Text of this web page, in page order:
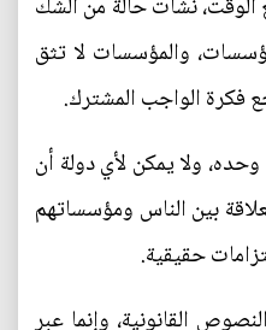
والمؤسسات لا تثق
فكرة الواجب المشترك.
ولا يمكن لأي دولة أن
بين الناس ومؤسساتهم
حقيقية.
القانونية، وإنما عبر